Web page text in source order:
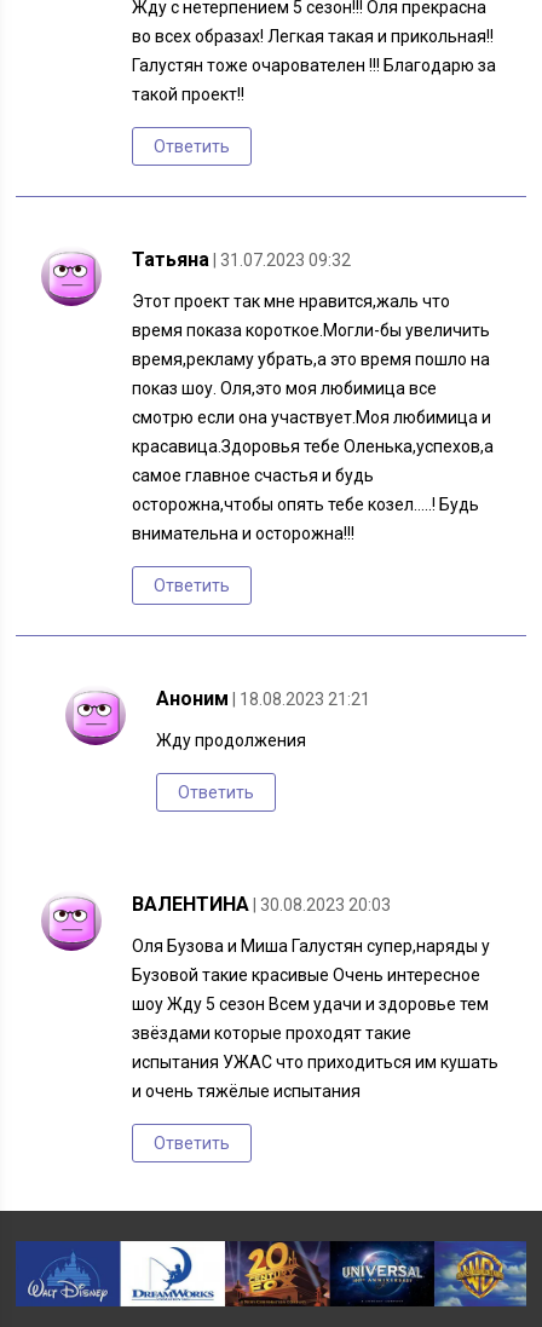
Жду с нетерпением 5 сезон!!! Оля прекрасна
во всех образах! Легкая такая и прикольная!!
Галустян тоже очарователен !!! Благодарю за
такой проект!!
Ответить
Татьяна | 31.07.2023 09:32
Этот проект так мне нравится,жаль что
время показа короткое.Могли-бы увеличить
время,рекламу убрать,а это время пошло на
показ шоу. Оля,это моя любимица все
смотрю если она участвует.Моя любимица и
красавица.Здоровья тебе Оленька,успехов,а
самое главное счастья и будь
осторожна,чтобы опять тебе козел…..! Будь
внимательна и осторожна!!!
Ответить
Аноним | 18.08.2023 21:21
Жду продолжения
Ответить
ВАЛЕНТИНА | 30.08.2023 20:03
Оля Бузова и Миша Галустян супер,наряды у
Бузовой такие красивые Очень интересное
шоу Жду 5 сезон Всем удачи и здоровье тем
звёздами которые проходят такие
испытания УЖАС что приходиться им кушать
и очень тяжёлые испытания
Ответить